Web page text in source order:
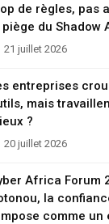
de règles, pas
piège du Shadow
21 juillet 2026
entreprises
mais
?
20 juillet 2026
Africa Forum
la
comme un